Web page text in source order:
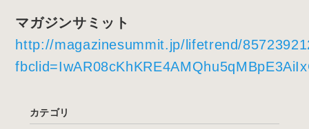
マガジンサミット
http://magazinesummit.jp/lifetrend/
カテゴリ